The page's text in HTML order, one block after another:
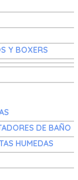
Y BOXERS
DE BAÑO
HUMEDAS